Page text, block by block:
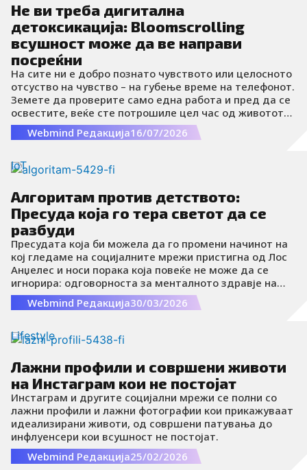
Не ви треба дигитална
детоксикација: Bloomscrolling
всушност може да ве направи
посреќни
На сите ни е добро познато чувството или целосното
отсуство на чувство – на губење време на телефонот.
Земете да проверите само една работа и пред да се
освестите, веќе сте потрошиле цел час од животот
листајќи TikTok или Instagram. Некаде помеѓу
фотографиите на пријателите од одмор, препораките
во временска дупка. Оваа навика стана толку
вообичаена што доби и свое име: doomscrolling. Но,
бидејќи сите работи имаат своја спротивност, за волја
на космичката рамнотежа, постои и bloomscrolling.
Webmind Редакција16/07/2026
IoT
Алгоритам против детството:
Пресуда која го тера светот да се
разбуди
Пресудата која би можела да го промени начинот на
кој гледаме на социјалните мрежи пристигна од Лос
Анџелес и носи порака која повеќе не може да се
игнорира: одговорноста за менталното здравје на
децата не може да биде само на родителите.
Webmind Редакција30/03/2026
Lifestyle
Лажни профили и совршени животи
на Инстаграм кои не постојат
Инстаграм и другите социјални мрежи се полни со
лажни профили и лажни фотографии кои прикажуваат
идеализирани животи, од совршени патувања до
инфлуенсери кои всушност не постојат.
Webmind Редакција25/02/2026